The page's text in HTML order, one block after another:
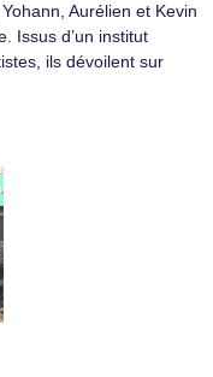
Aurélien et Kevin
Issus d’un institut
ils dévoilent sur